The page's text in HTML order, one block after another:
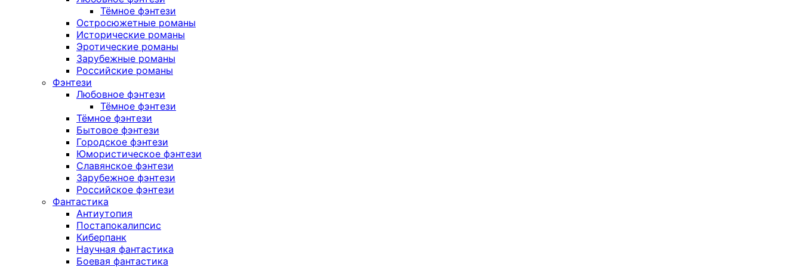
Тёмное фэнтези
Остросюжетные романы
Исторические романы
Эротические романы
Зарубежные романы
Российские романы
Фэнтези
Любовное фэнтези
Тёмное фэнтези
Тёмное фэнтези
Бытовое фэнтези
Городское фэнтези
Юмористическое фэнтези
Славянское фэнтези
Зарубежное фэнтези
Российское фэнтези
Фантастика
Антиутопия
Постапокалипсис
Киберпанк
Научная фантастика
Боевая фантастика